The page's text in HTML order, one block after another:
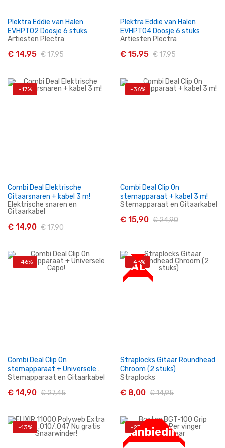
In Winkelwagen
Plektra Eddie van Halen
EVHPT02 Doosje 6 stuks
Artiesten Plectra
€ 14,95 € 17,95
In Winkelwagen
Plektra Eddie van Halen
EVHPT04 Doosje 6 stuks
Artiesten Plectra
€ 15,95 € 17,95
-17%
In Winkelwagen
Combi Deal Elektrische
Gitaarsnaren + kabel 3 m!
Elektrische snaren en
Gitaarkabel
€ 14,90 € 17,90
-36%
In Winkelwagen
Combi Deal Clip On
stemapparaat + kabel 3 m!
Stemapparaat en Gitaarkabel
€ 15,90 € 24,90
-46%
In Winkelwagen
Combi Deal Clip On
stemapparaat + Universele
Capo!
Stemapparaat en Gitaarkabel
€ 14,90 € 27,45
SALE
-46%
In Winkelwagen
Straplocks Gitaar Roundhead
Chroom (2 stuks)
Straplocks
€ 8,00 € 14,95
-13% Aanbieding
-27%